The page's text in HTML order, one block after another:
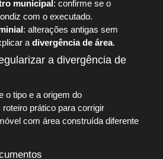
municipal: confirme se o
com o executado.
: alterações antigas sem
a divergência de área.
a divergência de
o tipo e a origem do
prático para corrigir
com área construída diferente